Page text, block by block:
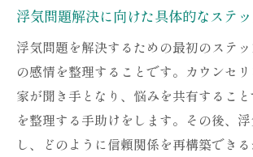
パートナーシップ改善のための
浮気問題の根本的な解決策を探
カウンセリングによる人生の
浮気問題解決の第一歩としてのカ
の役割
浮気問題解決に向けた具体的なステ
浮気問題を解決するための最初のステ
の感情を整理することです。カウンセ
家が聞き手となり、悩みを共有するこ
を整理する手助けをします。その後、
し、どのように信頼関係を再構築できる